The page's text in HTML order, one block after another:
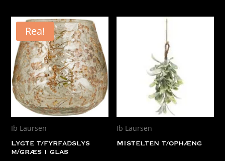
Rea!
Ib Laursen
Lygte t/fyrfadslys
m/græs i glas
Ib Laursen
Mistelten t/ophæng